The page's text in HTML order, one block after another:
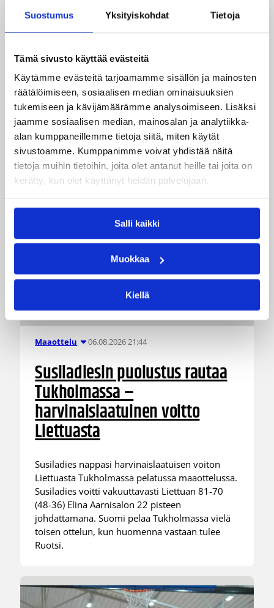
Suostumus Yksityiskohdat Tietoja
Tämä sivusto käyttää evästeitä
Käytämme evästeitä tarjoamamme sisällön ja mainosten
räätälöimiseen, sosiaalisen median ominaisuuksien
tukemiseen ja kävijämäärämme analysoimiseen. Lisäksi
jaamme sosiaalisen median, mainosalan ja analytiikka-
alan kumppaneillemme tietoja siitä, miten käytät
sivustoamme. Kumppanimme voivat yhdistää näitä
tietoja muihin tietoihin, joita olet antanut heille tai joita on
kerätty, kun olet käyttänyt heidän palvelujaan.
Salli kaikki
Muokkaa
Kiellä
Daniel Dolenc KTP-Basketin
Dolenc on rakentanut pitkän ammattilaisuran
Suomen lisäksi Ranskassa, Itävallassa,
Liettuassa, Romaniassa, Bosniassa ja viimeksi
Islannissa.
Maaottelu 06.08.2026 21:44
Susiladiesin puolustus rautaa
Tukholmassa –
harvinaislaatuinen voitto
Liettuasta
Susiladies nappasi harvinaislaatuisen voiton
Liettuasta Tukholmassa pelatussa maaottelussa.
Susiladies voitti vakuuttavasti Liettuan 81-70
(48-36) Elina Aarnisalon 22 pisteen
johdattamana. Suomi pelaa Tukholmassa vielä
toisen ottelun, kun huomenna vastaan tulee
Ruotsi.